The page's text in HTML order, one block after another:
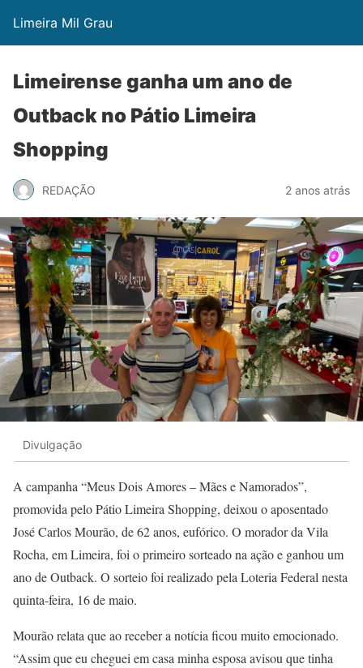
Limeira Mil Grau
Limeirense ganha um ano de
Outback no Pátio Limeira
Shopping
REDAÇÃO 2 anos atrás
Divulgação
A campanha “Meus Dois Amores – Mães e Namorados”,
promovida pelo Pátio Limeira Shopping, deixou o aposentado
José Carlos Mourão, de 62 anos, eufórico. O morador da Vila
Rocha, em Limeira, foi o primeiro sorteado na ação e ganhou um
ano de Outback. O sorteio foi realizado pela Loteria Federal nesta
quinta-feira, 16 de maio.
Mourão relata que ao receber a notícia ficou muito emocionado.
“Assim que eu cheguei em casa minha esposa avisou que tinha